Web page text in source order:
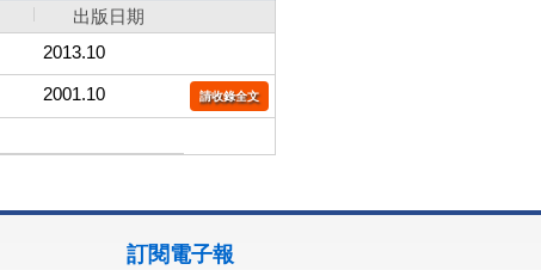
出版日期
2013.10
2001.10 請收錄全文
訂閱電子報